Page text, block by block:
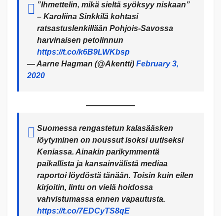
”Ihmettelin, mikä sieltä syöksyy niskaan”
– Karoliina Sinkkilä kohtasi
ratsastuslenkillään Pohjois-Savossa
harvinaisen petolinnun
https://t.co/k6B9LWKbsp
— Aarne Hagman (@Akentti) February 3,
2020
Suomessa rengastetun kalasääsken
löytyminen on noussut isoksi uutiseksi
Keniassa. Ainakin parikymmentä
paikallista ja kansainvälistä mediaa
raportoi löydöstä tänään. Toisin kuin eilen
kirjoitin, lintu on vielä hoidossa
vahvistumassa ennen vapautusta.
https://t.co/7EDCyTS8qE